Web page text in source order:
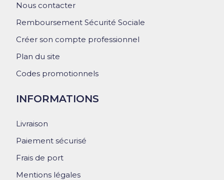
Nous contacter
Remboursement Sécurité Sociale
Créer son compte professionnel
Plan du site
Codes promotionnels
INFORMATIONS
Livraison
Paiement sécurisé
Frais de port
Mentions légales